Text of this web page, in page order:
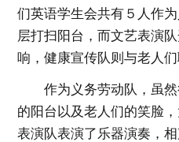
们英语学生会共有５人作
层打扫阳台，而文艺表演
响，健康宣传队则与老人们
作为义务劳动队，虽然
的阳台以及老人们的笑脸
表演队表演了乐器演奏，